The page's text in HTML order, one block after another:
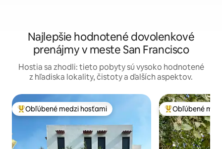
Najlepšie hodnotené dovolenkové
prenájmy v meste San Francisco
Hostia sa zhodli: tieto pobyty sú vysoko hodnotené
z hľadiska lokality, čistoty a ďalších aspektov.
Najobľúbenejšie medzi hosťami
Obľúbené medzi hosťami Najobľúbenejšie
Obľúbené